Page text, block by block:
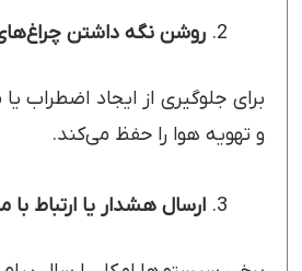
روشن نگه داشتن
برای جلوگیری از ایجاد اضطراب
و تهویه هوا را حفظ می‌کند.
ارسال هشدار یا ارتباط با